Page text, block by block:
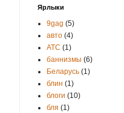
Ярлыки
9gag (5)
авто (4)
АТС (1)
баннизмы (6)
Беларусь (1)
блин (1)
блоги (10)
бля (1)